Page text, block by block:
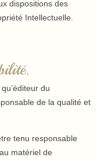
dispositions des
Intellectuelle.
du
de la qualité et
tenu responsable
matériel de